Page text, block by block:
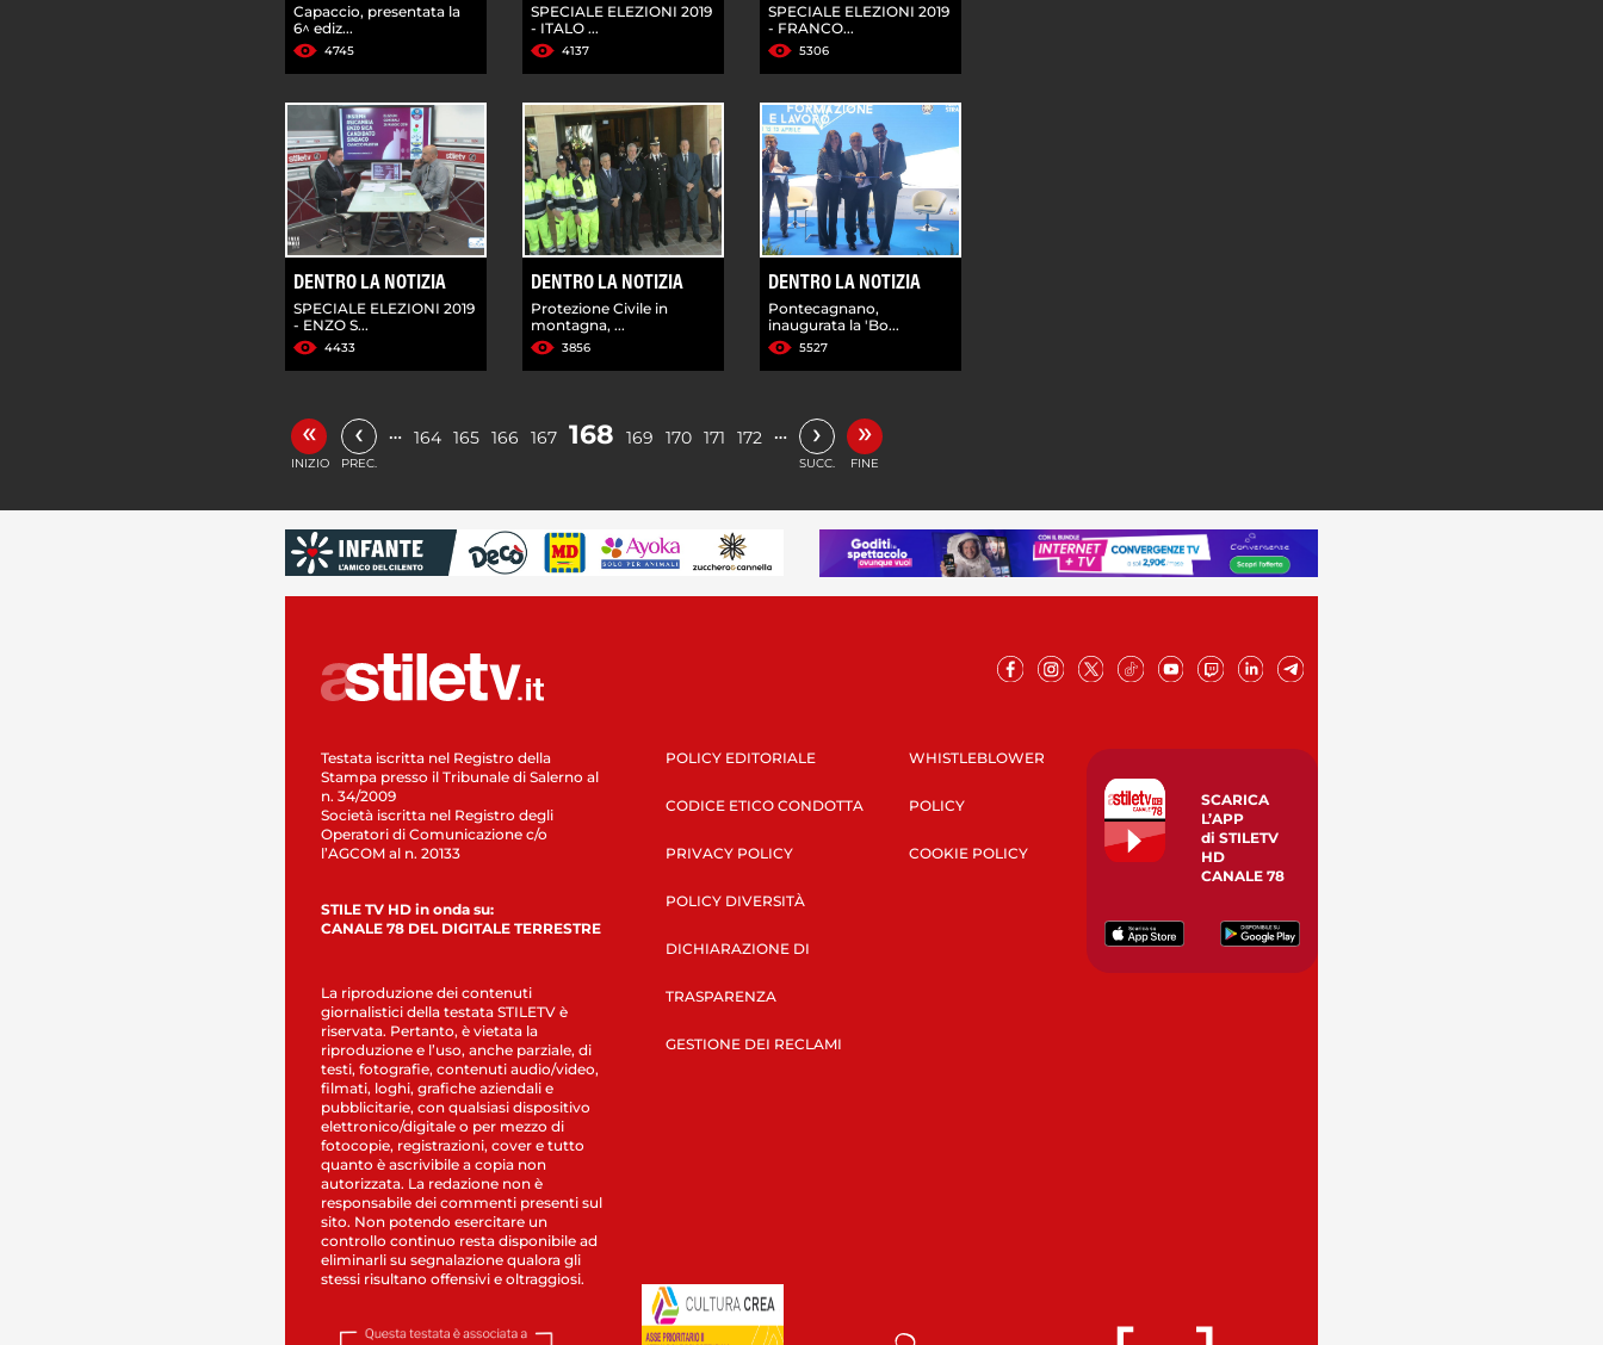
Capaccio, presentata la
6^ ediz...
4745
SPECIALE ELEZIONI 2019
- ITALO ...
4137
SPECIALE ELEZIONI 2019
- FRANCO...
5306
DENTRO LA NOTIZIA
SPECIALE ELEZIONI 2019
- ENZO S...
4433
DENTRO LA NOTIZIA
Protezione Civile in
montagna, ...
3856
DENTRO LA NOTIZIA
Pontecagnano,
inaugurata la 'Bo...
5527
«
INIZIO
‹
PREC.
… 164 165 166 167 168 169 170 171 172 … ›
SUCC.
»
FINE
Testata iscritta nel Registro della
Stampa presso il Tribunale di Salerno al
n. 34/2009
Società iscritta nel Registro degli
Operatori di Comunicazione c/o
l’AGCOM al n. 20133
STILE TV HD in onda su:
CANALE 78 DEL DIGITALE TERRESTRE
La riproduzione dei contenuti
giornalistici della testata STILETV è
riservata. Pertanto, è vietata la
riproduzione e l’uso, anche parziale, di
testi, fotografie, contenuti audio/video,
filmati, loghi, grafiche aziendali e
pubblicitarie, con qualsiasi dispositivo
elettronico/digitale o per mezzo di
fotocopie, registrazioni, cover e tutto
quanto è ascrivibile a copia non
autorizzata. La redazione non è
responsabile dei commenti presenti sul
sito. Non potendo esercitare un
controllo continuo resta disponibile ad
eliminarli su segnalazione qualora gli
stessi risultano offensivi e oltraggiosi.
POLICY EDITORIALE
CODICE ETICO CONDOTTA
PRIVACY POLICY
POLICY DIVERSITÀ
DICHIARAZIONE DI
TRASPARENZA
GESTIONE DEI RECLAMI
WHISTLEBLOWER
POLICY
COOKIE POLICY
SCARICA
L’APP
di STILETV
HD
CANALE 78